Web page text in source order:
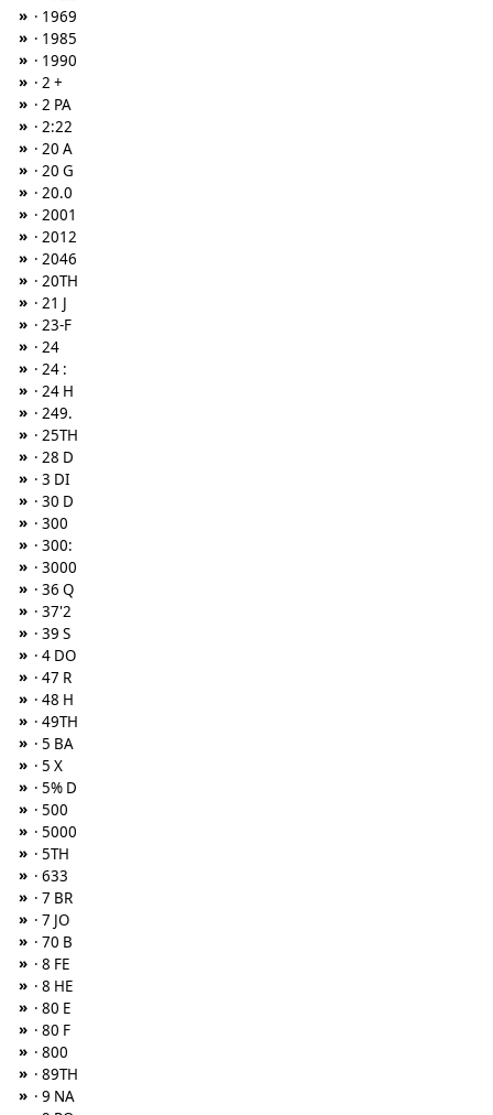
» · 1969
» · 1985
» · 1990
» · 2 +
» · 2 PA
» · 2:22
» · 20 A
» · 20 G
» · 20.0
» · 2001
» · 2012
» · 2046
» · 20TH
» · 21 J
» · 23-F
» · 24
» · 24 :
» · 24 H
» · 249.
» · 25TH
» · 28 D
» · 3 DI
» · 30 D
» · 300
» · 300:
» · 3000
» · 36 Q
» · 37'2
» · 39 S
» · 4 DO
» · 47 R
» · 48 H
» · 49TH
» · 5 BA
» · 5 X
» · 5% D
» · 500
» · 5000
» · 5TH
» · 633
» · 7 BR
» · 7 JO
» · 70 B
» · 8 FE
» · 8 HE
» · 80 E
» · 80 F
» · 800
» · 89TH
» · 9 NA